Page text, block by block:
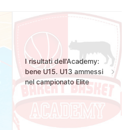
I risultati dell'Academy:
bene U15. U13 ammessi
nel campionato Elite